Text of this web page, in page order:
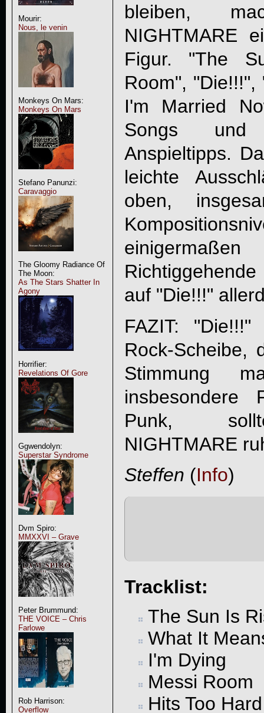
Mourir:
Nous, le venin
Monkeys On Mars:
Monkeys On Mars
Stefano Panunzi:
Caravaggio
The Gloomy Radiance Of
The Moon:
As The Stars Shatter In
Agony
Horrifier:
Revelations Of Gore
Ggwendolyn:
Superstar Syndrome
Dvm Spiro:
MMXXVI – Grave
Peter Brummund:
THE VOICE – Chris
Farlowe
Rob Harrison:
Overflow
bleiben,
NIGHTMARE
Figur. "The
Room", "Die!!!",
I'm Married
Songs und
Anspieltipps.
leichte
oben,
einigermaßen
auf "Die!!!"
FAZIT: "Die!!!"
Rock-Scheibe,
Stimmung
insbesondere
Punk,
NIGHTMARE
Steffen (Info)
Tracklist:
The Sun Is
What It
I'm Dying
Messi Room
Hits Too Hard